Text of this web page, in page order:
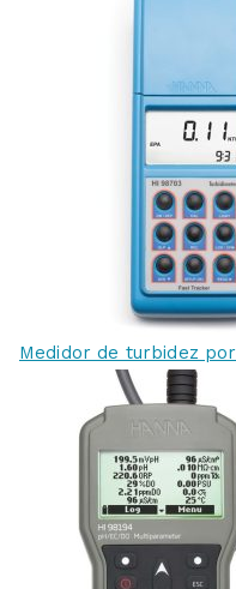
Medidor de turbidez